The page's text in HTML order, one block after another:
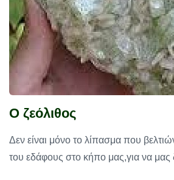
Ο ζεόλιθος
Δεν είναι μόνο το λίπασμα που
του εδάφους στο κήπο μας,για να μας